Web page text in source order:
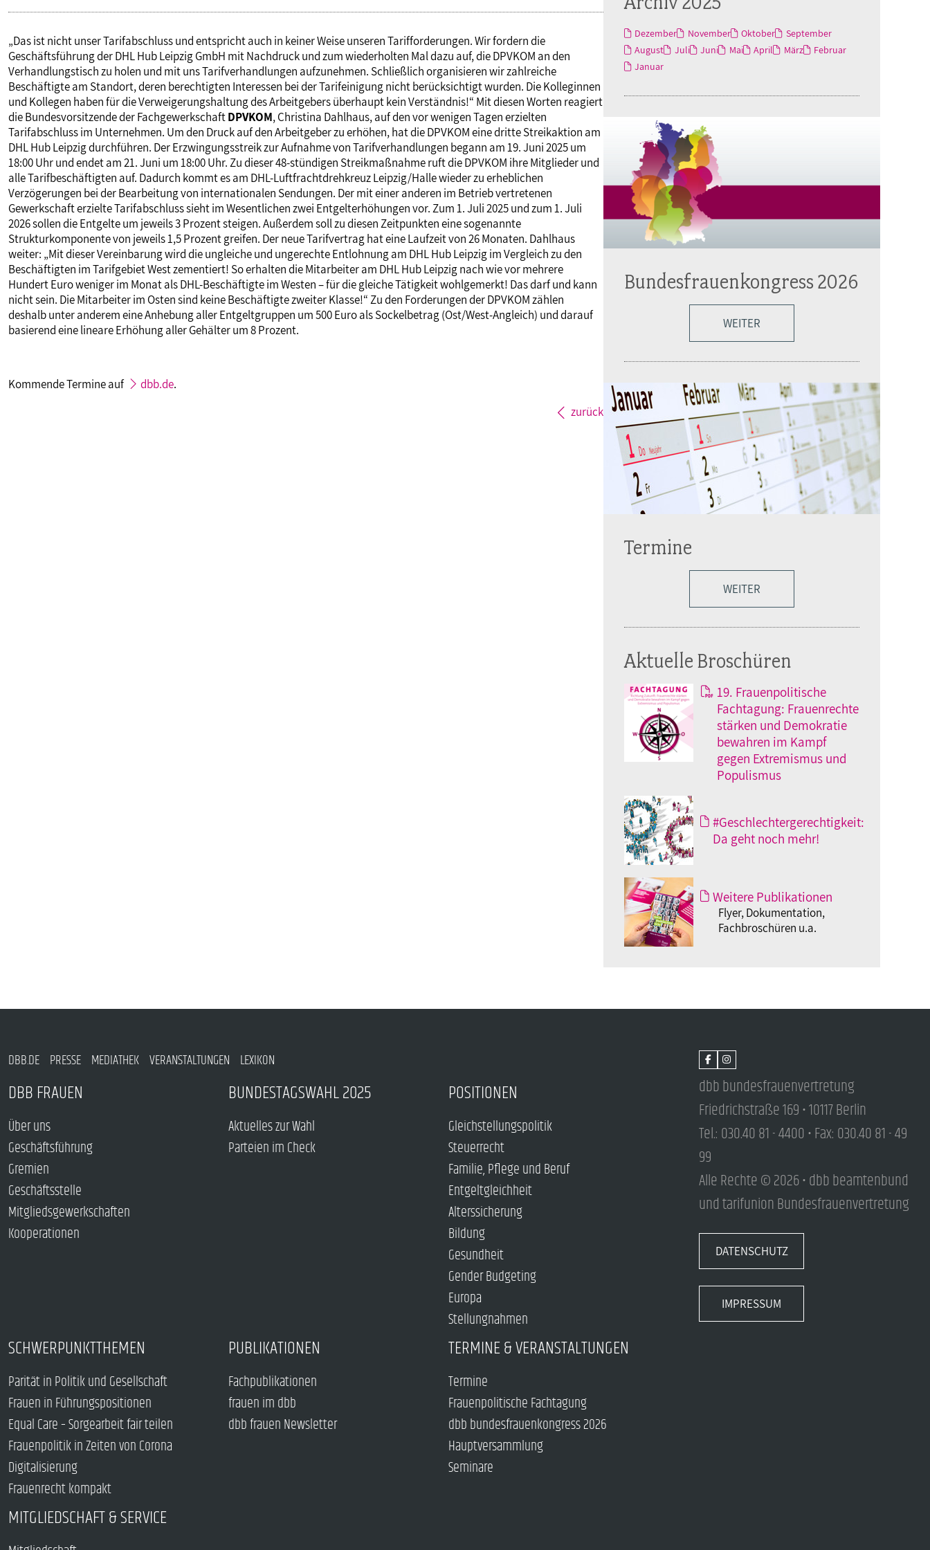
Kooperationen
Bildung
Gesundheit
Gender Budgeting
Europa
Stellungnahmen
Frauenrecht kompakt
TERMINE & VERANSTALTUNGEN
MITGLIEDSCHAFT & SERVICE
Verlag
„Das ist nicht unser Tarifabschluss und entspricht auch in keiner Weise unseren Tarifforderungen. Wir fordern die
Geschäftsführung der DHL Hub Leipzig GmbH mit Nachdruck und zum wiederholten Mal dazu auf, die DPVKOM an den
Verhandlungstisch zu holen und mit uns Tarifverhandlungen aufzunehmen. Schließlich organisieren wir zahlreiche
Beschäftigte am Standort, deren berechtigten Interessen bei der Tarifeinigung nicht berücksichtigt wurden. Die Kolleginnen
und Kollegen haben für die Verweigerungshaltung des Arbeitgebers überhaupt kein Verständnis!“ Mit diesen Worten reagiert
die Bundesvorsitzende der FachgewerkschaftDPVKOM, Christina Dahlhaus, auf den vor wenigen Tagen erzielten
Tarifabschluss im Unternehmen. Um den Druck auf den Arbeitgeber zu erhöhen, hat die DPVKOM eine dritte Streikaktion am
DHL Hub Leipzig durchführen. Der Erzwingungsstreik zur Aufnahme von Tarifverhandlungen begann am 19. Juni 2025 um
18:00 Uhr und endet am 21. Juni um 18:00 Uhr. Zu dieser 48-stündigen Streikmaßnahme ruft die DPVKOM ihre Mitglieder und
alle Tarifbeschäftigten auf. Dadurch kommt es am DHL-Luftfrachtdrehkreuz Leipzig/Halle wieder zu erheblichen
Verzögerungen bei der Bearbeitung von internationalen Sendungen. Der mit einer anderen im Betrieb vertretenen
Gewerkschaft erzielte Tarifabschluss sieht im Wesentlichen zwei Entgelterhöhungen vor. Zum 1. Juli 2025 und zum 1. Juli
2026 sollen die Entgelte um jeweils 3 Prozent steigen. Außerdem soll zu diesen Zeitpunkten eine sogenannte
Strukturkomponente von jeweils 1,5 Prozent greifen. Der neue Tarifvertrag hat eine Laufzeit von 26 Monaten. Dahlhaus
weiter: „Mit dieser Vereinbarung wird die ungleiche und ungerechte Entlohnung am DHL Hub Leipzig im Vergleich zu den
Beschäftigten im Tarifgebiet West zementiert! So erhalten die Mitarbeiter am DHL Hub Leipzig nach wie vor mehrere
Hundert Euro weniger im Monat als DHL-Beschäftigte im Westen – für die gleiche Tätigkeit wohlgemerkt! Das darf und kann
nicht sein. Die Mitarbeiter im Osten sind keine Beschäftigte zweiter Klasse!“ Zu den Forderungen der DPVKOM zählen
deshalb unter anderem eine Anhebung aller Entgeltgruppen um 500 Euro als Sockelbetrag (Ost/West-Angleich) und darauf
basierend eine lineare Erhöhung aller Gehälter um 8 Prozent.
Kommende Termine auf dbb.de.
zurück
Dezember November Oktober
September
August
Juli Juni Mai April März
Februar
Januar
Bundesfrauenkongress 2026
WEITER
Termine
WEITER
Aktuelle Broschüren
19. Frauenpolitische
Fachtagung: Frauenrechte
stärken und Demokratie
bewahren im Kampf
gegen Extremismus und
Populismus
#Geschlechtergerechtigkeit:
Da geht noch mehr!
Weitere Publikationen
Flyer, Dokumentation,
Fachbroschüren u.a.
DBB.DE PRESSE MEDIATHEK VERANSTALTUNGEN LEXIKON
DBB FRAUEN
Über uns
Geschäftsführung
Gremien
Geschäftsstelle
Mitgliedsgewerkschaften
Kooperationen
BUNDESTAGSWAHL 2025
Aktuelles zur Wahl
Parteien im Check
POSITIONEN
Gleichstellungspolitik
Steuerrecht
Familie, Pflege und Beruf
Entgeltgleichheit
Alterssicherung
Bildung
Gesundheit
Gender Budgeting
Europa
Stellungnahmen
SCHWERPUNKTTHEMEN
Parität in Politik und Gesellschaft
Frauen in Führungspositionen
Equal Care – Sorgearbeit fair teilen
Frauenpolitik in Zeiten von Corona
Digitalisierung
Frauenrecht kompakt
PUBLIKATIONEN
Fachpublikationen
frauen im dbb
dbb frauen Newsletter
TERMINE & VERANSTALTUNGEN
Termine
Frauenpolitische Fachtagung
dbb bundesfrauenkongress 2026
Hauptversammlung
Seminare
MITGLIEDSCHAFT & SERVICE
dbb bundesfrauenvertretung
Friedrichstraße 169 • 10117 Berlin
Tel.: 030.40 81 - 4400 • Fax: 030.40 81 - 49
99
Alle Rechte © 2026 • dbb beamtenbund
und tarifunion Bundesfrauenvertretung
DATENSCHUTZ
IMPRESSUM